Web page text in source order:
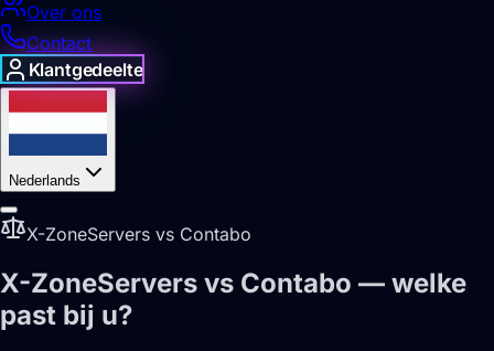
Over ons
Contact
Klantgedeelte
Nederlands
X-ZoneServers vs Contabo
X-ZoneServers vs Contabo — welke
past bij u?